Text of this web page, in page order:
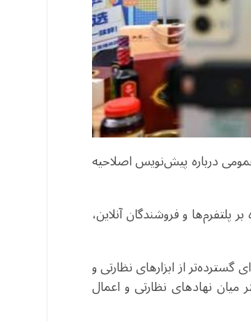
درباره پیش‌نویس اصلاحیه
بر پلتفرم‌ها و فروشندگان آنلاین،
از ابزارهای نظارتی و
نهادهای نظارتی و اعمال